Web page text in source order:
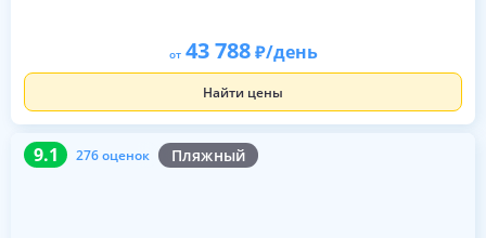
от 43 788 /день
Найти цены
9.1 276 оценок Пляжный
9.1 276 оценок